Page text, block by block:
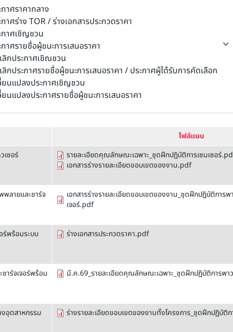
กาศราคากลาง
กาศร่าง TOR / ร่างเอกสารประกวดราคา
กาศเชิญชวน
กาศรายชื่อผู้ชนะการเสนอราคา
ลิกประกาศเชิณชวน
ลิกประกาศรายชื่อผู้ชนะการเสนอราคา / ประกาศผู้ได้รับการคัดเลือก
ยนแปลงประกาศเชิญชวน
ยนแปลงประกาศรายชื่อผู้ชนะการเสนอราคา
ไฟล์แนบ
เซอร์
รายละเอียดคุณลักษณะเฉพาะ_ชุดฝึกปฏิบัติการเซนเซอร์
เอกสารร่างรายละเอียดขอบเขตของงาน.pdf
พลายและชาร์จ
เอกสารร่างรายละเอียดขอบเขตของงาน_ชุดฝึกปฏิบัติการ
เจอร์.pdf
ร์พร้อมระบบ
ร่างเอกสารประกวดราคา.pdf
าร์จเจอร์พร้อม
มี.ค.69_รายละเอียดคุณลักษณะเฉพาะ_ชุดฝึกปฏิบัติการพา
อุตสาหกรรม
ร่างรายละเอียดขอบเขตของงานทั้งโครงการ_ชุดฝึกปฏิบัติ